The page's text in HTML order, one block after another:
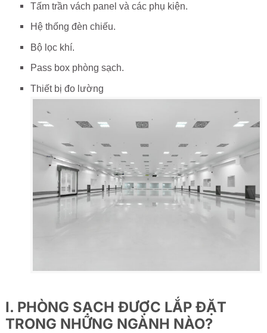
Tấm trần vách panel và các phụ kiện.
Hệ thống đèn chiếu.
Bộ lọc khí.
Pass box phòng sạch.
Thiết bị đo lường
I. PHÒNG SẠCH ĐƯỢC LẮP ĐẶT
TRONG NHỮNG NGÀNH NÀO?